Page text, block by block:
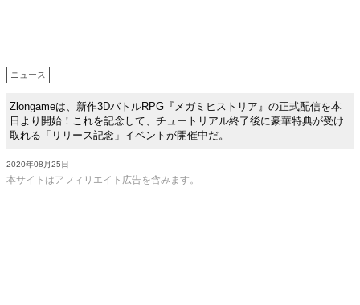
ニュース
Zlongameは、新作3DバトルRPG『メガミヒストリア』の正式配信を本
日より開始！これを記念して、チュートリアル終了後に豪華特典が受け
取れる「リリース記念」イベントが開催中だ。
2020年08月25日
本サイトはアフィリエイト広告を含みます。